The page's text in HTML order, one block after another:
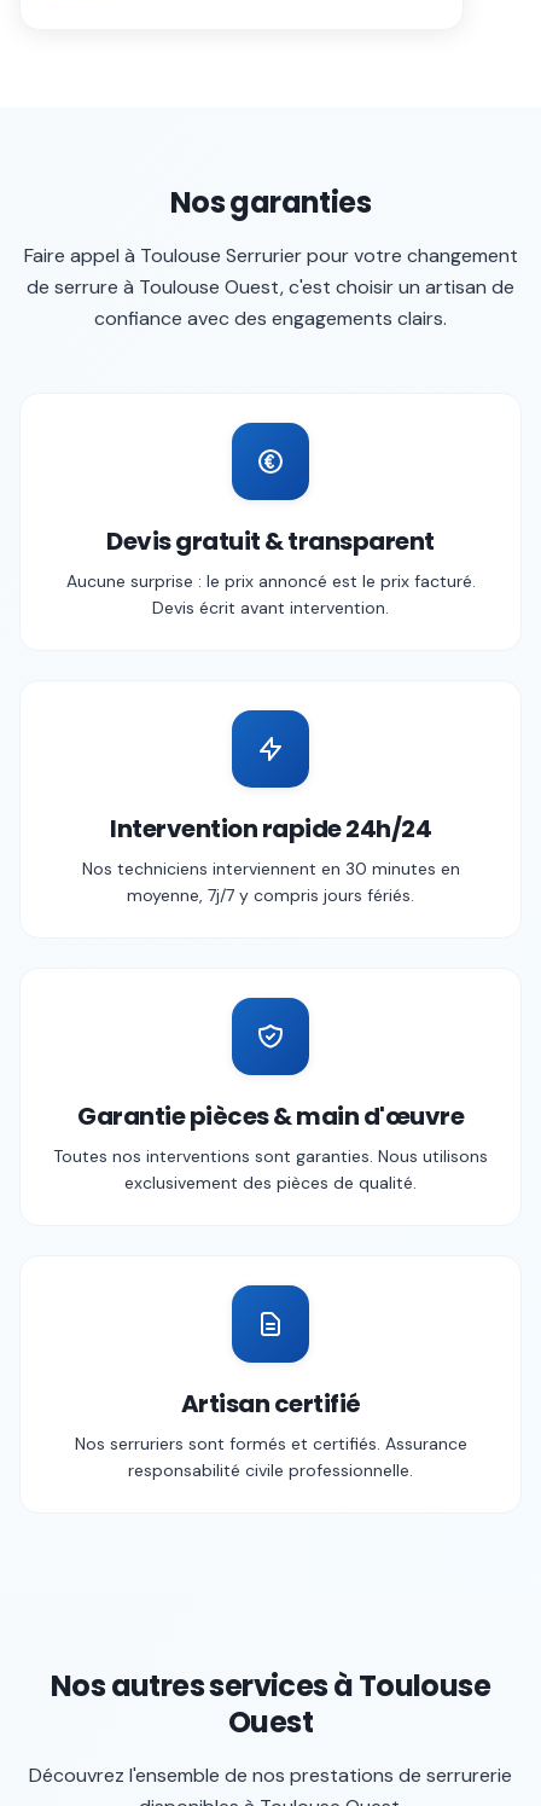
Nos garanties
Faire appel à Toulouse Serrurierpour votre changement
de serrure à Toulouse Ouest, c'est choisir un artisan de
confiance avec des engagements clairs.
Devis gratuit & transparent
Aucune surprise : le prix annoncé est le prix facturé.
Devis écrit avant intervention.
Intervention rapide 24h/24
Nos techniciens interviennent en 30 minutes en
moyenne, 7j/7 y compris jours fériés.
Garantie pièces & main d'œuvre
Toutes nos interventions sont garanties. Nous utilisons
exclusivement des pièces de qualité.
Artisan certifié
Nos serruriers sont formés et certifiés. Assurance
responsabilité civile professionnelle.
Nos autres services àToulouse
Ouest
Découvrez l'ensemble de nos prestations de serrurerie